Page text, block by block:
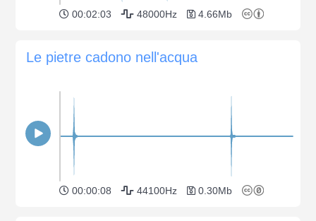
00:02:03 48000Hz 4.66Mb
Le pietre cadono nell'acqua
00:00:08 44100Hz 0.30Mb